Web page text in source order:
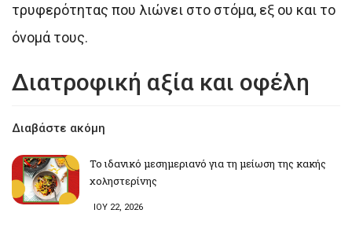
τρυφερότητας που λιώνει στο στόμα, εξ ου και το
όνομά τους.
Διατροφική αξία και οφέλη
Διαβάστε ακόμη
Το ιδανικό μεσημεριανό για τη μείωση της κακής
χοληστερίνης
ΙΟΥ 22, 2026